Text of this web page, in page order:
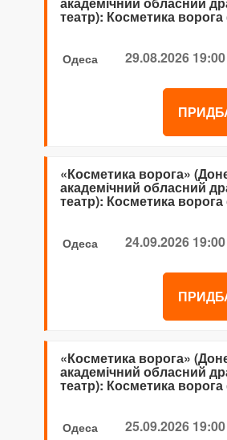
театр): Косметика
Одеса 29.08.2026 19:00
«Косметика ворога»
академічний обласний
театр): Косметика
Одеса 24.09.2026 19:00
«Косметика ворога»
академічний обласний
театр): Косметика
Одеса 25.09.2026 19:00